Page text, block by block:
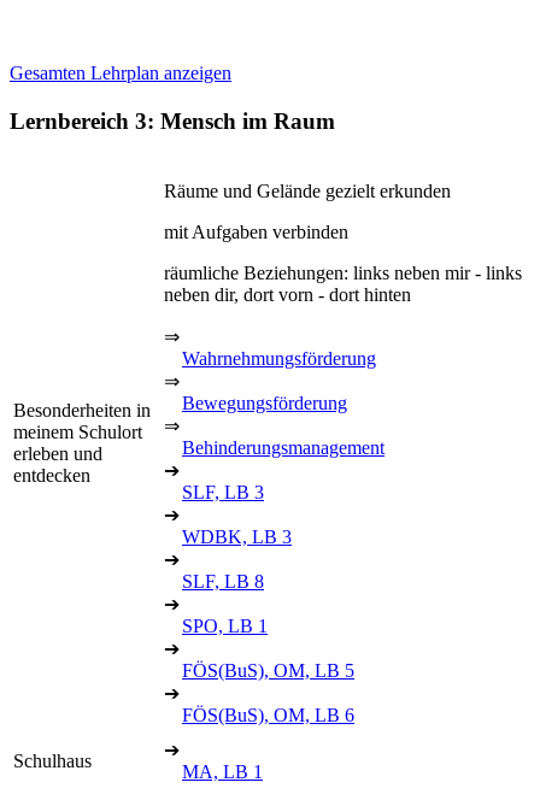
Gesamten Lehrplan anzeigen
Lernbereich 3: Mensch im Raum
Besonderheiten in
meinem Schulort
erleben und
entdecken
Räume und Gelände gezielt erkunden
mit Aufgaben verbinden
räumliche Beziehungen: links neben mir - links
neben dir, dort vorn - dort hinten
⇒
Wahrnehmungsförderung
⇒
Bewegungsförderung
⇒
Behinderungsmanagement
➔
SLF, LB 3
➔
WDBK, LB 3
➔
SLF, LB 8
➔
SPO, LB 1
➔
FÖS(BuS), OM, LB 5
➔
FÖS(BuS), OM, LB 6
Schulhaus
➔
MA, LB 1